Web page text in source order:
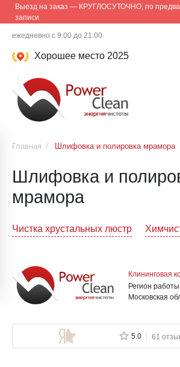
Выезд на заказ — КРУГЛОСУТОЧНО, по
записи
ежедневно с 9:00 до 21:00
Хорошее место 2025
Главная / Шлифовка и полировка мрамора
Шлифовка и
мрамора
Навигация
записям
Чистка хрустальных люстр
Клининговая
Регион
Московская
5.0 61